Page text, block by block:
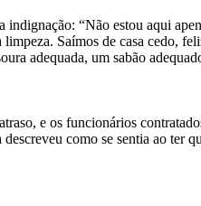
“Não estou aqui
Saímos de casa cedo,
adequada, um sabão
e os funcionários
como se sentia ao ter